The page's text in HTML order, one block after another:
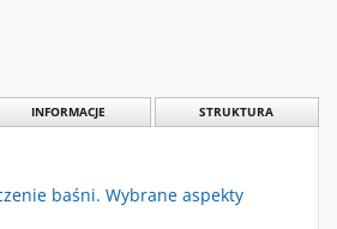
INFORMACJE STRUKTURA
baśni. Wybrane aspekty